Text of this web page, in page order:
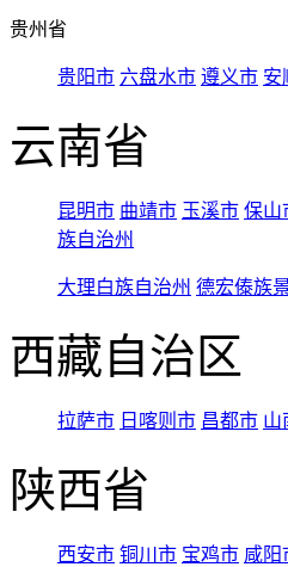
贵州省
贵阳市 六盘水市 遵义市 安
云南省
昆明市 曲靖市 玉溪市 保山
族自治州
大理白族自治州 德宏傣族
西藏自治区
拉萨市 日喀则市 昌都市 山
陕西省
西安市 铜川市 宝鸡市 咸阳